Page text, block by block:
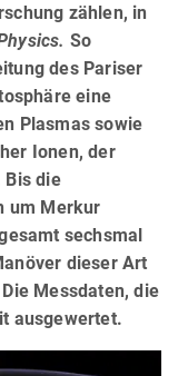
zählen, in
So
des Pariser
eine
Plasmas sowie
Ionen, der
Bis die
um Merkur
sechsmal
dieser Art
Messdaten, die
ausgewertet.